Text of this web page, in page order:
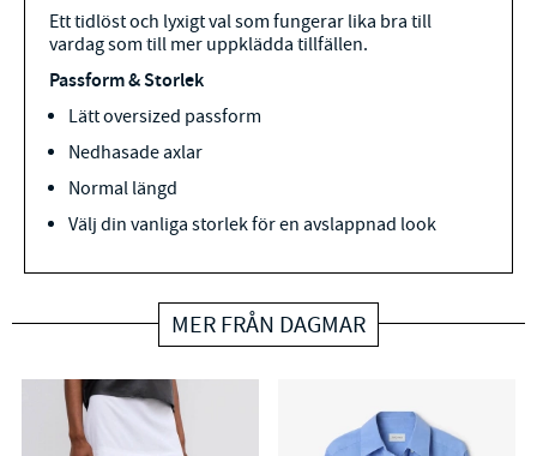
Ett tidlöst och lyxigt val som fungerar lika bra till
vardag som till mer uppklädda tillfällen.
Passform & Storlek
Lätt oversized passform
Nedhasade axlar
Normal längd
Välj din vanliga storlek för en avslappnad look
MER FRÅN DAGMAR